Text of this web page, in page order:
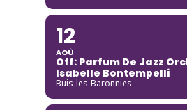
12
AOÛ
Off: Parfum De Jazz
Isabelle Bontempelli
Buis-les-Baronnies